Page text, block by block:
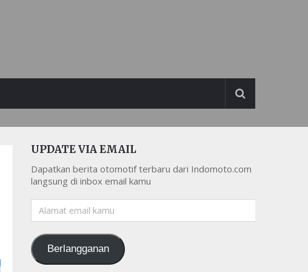
UPDATE VIA EMAIL
Dapatkan berita otomotif terbaru dari Indomoto.com
langsung di inbox email kamu
Alamat
email
Berlangganan